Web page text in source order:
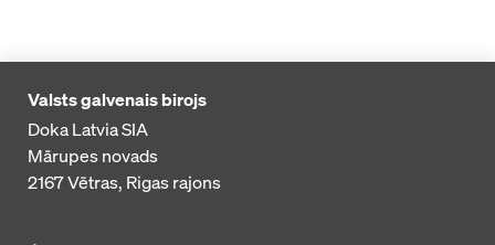
Valsts galvenais birojs
Doka Latvia SIA
Mārupes novads
2167Vētras, Rigas rajons